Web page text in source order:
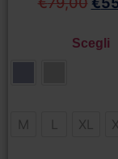
Scegli
M L XL